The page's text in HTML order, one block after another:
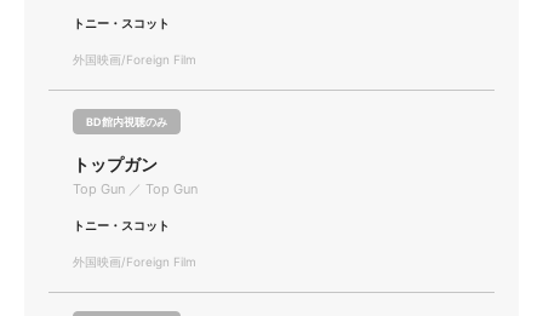
トニー・スコット
外国映画/Foreign Film
BD館内視聴のみ
トップガン
Top Gun ／ Top Gun
トニー・スコット
外国映画/Foreign Film